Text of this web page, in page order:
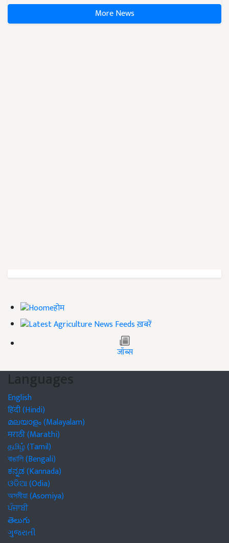
More News
होम
ख़बरें
जॉब्स
Languages
English
हिंदी (Hindi)
മലയാളം (Malayalam)
मराठी (Marathi)
தமிழ் (Tamil)
বাঙালি (Bengali)
ಕನ್ನಡ (Kannada)
ଓଡିଆ (Odia)
অসমীয়া (Asomiya)
ਪੰਜਾਬੀ
తెలుగు
ગુજરાતી